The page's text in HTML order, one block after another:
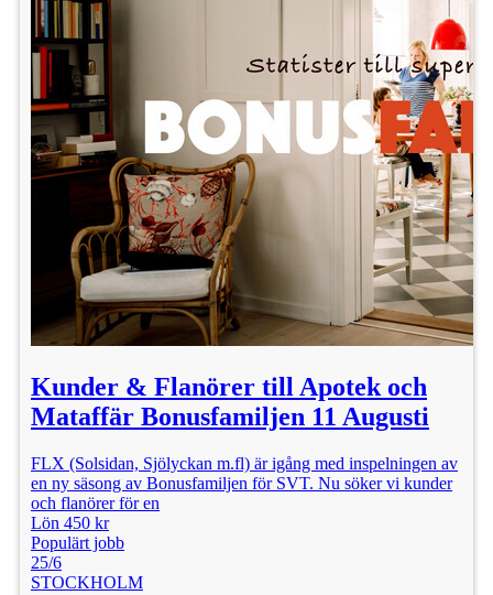
Kunder & Flanörer till Apotek och
Mataffär Bonusfamiljen 11 Augusti
FLX (Solsidan, Sjölyckan m.fl) är igång med inspelningen av
en ny säsong av Bonusfamiljen för SVT. Nu söker vi kunder
och flanörer för en
Lön 450 kr
Populärt jobb
25/6
STOCKHOLM